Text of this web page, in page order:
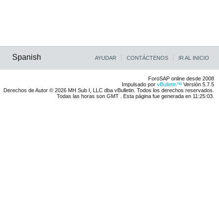
Spanish AYUDAR CONTÁCTENOS IR AL INICIO
ForoSAP online desde 2008
Impulsado por vBulletin™ Versión 5.7.5
Derechos de Autor © 2026 MH Sub I, LLC dba vBulletin. Todos los derechos reservados.
Todas las horas son GMT . Esta página fue generada en 11:25:03.